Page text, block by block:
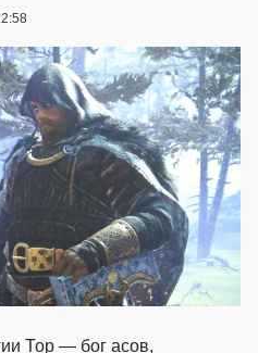
Тор — бог асов,